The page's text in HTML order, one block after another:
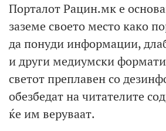
Порталот Рацин.мк е
заземе своето место како
да понуди информации,
и други медиумски
светот преплавен со
обезбедат на читателите
ќе им веруваат.